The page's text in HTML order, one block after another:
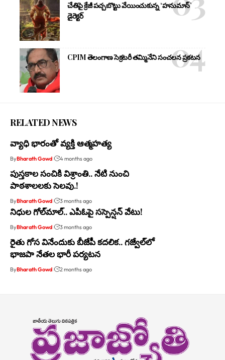
చేతిపై క్రేజీ పచ్చబొట్టు వేయించుకున్న ‘హనుమాన్’
డైరెక్టర్
CPIM తెలంగాణ సెక్రటరీ తమ్మినేని సంచలన ప్రకటన
RELATED NEWS
వ్యాధి భారంతో వ్యక్తి ఆత్మహత్య
ByBharath Gowd 4 months ago
పుస్తకాల సంచికి విశ్రాంతి.. నేటి నుంచి
పాఠశాలలకు సెలవు.!
ByBharath Gowd 3 months ago
నిధుల గోల్‌మాల్‌.. ఎపిఓపై సస్పెన్షన్ వేటు!
ByBharath Gowd 3 months ago
రైతు గోస వినేందుకు బీజేపీ కదలిక.. గజ్వేల్‌లో
భాజపా నేతల భారీ పర్యటన
ByBharath Gowd 2 months ago